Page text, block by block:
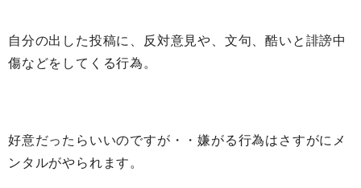
自分の出した投稿に、反対意見や、文句、酷いと誹謗中
傷などをしてくる行為。
好意だったらいいのですが・・嫌がる行為はさすがにメ
ンタルがやられます。